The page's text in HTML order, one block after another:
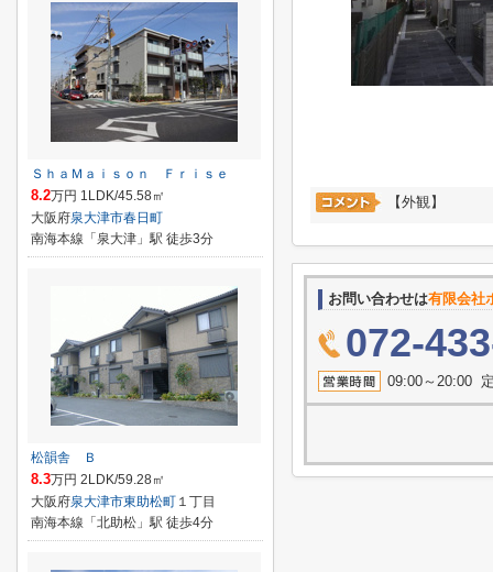
【外観】
お問い合わせは有限会社
072-
09:00～20:00
ＳｈａＭａｉｓｏｎ Ｆｒｉｓｅ
8.2万円 1LDK/45.58㎡
大阪府泉大津市春日町
南海本線「泉大津」駅 徒歩3分
松韻舎 Ｂ
8.3万円 2LDK/59.28㎡
大阪府泉大津市東助松町 １丁目
南海本線「北助松」駅 徒歩4分